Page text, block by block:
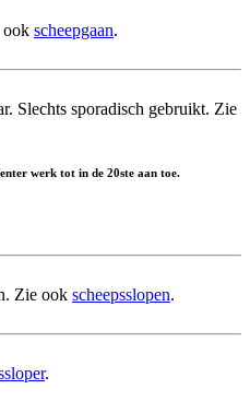
ook scheepgaan.
Slechts sporadisch gebruikt. Zie
werk tot in de 20ste aan toe.
Zie ook scheepsslopen.
.